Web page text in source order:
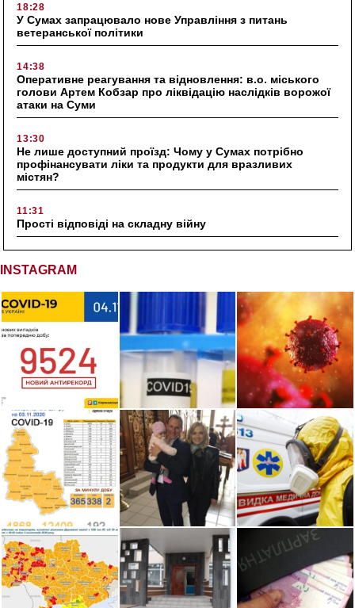
18:28
У Сумах запрацювало нове Управління з питань
ветеранської політики
14:38
Оперативне реагування та відновлення: в.о. міського
голови Артем Кобзар про ліквідацію наслідків ворожої
атаки на Суми
13:30
Не лише доступний проїзд: Чому у Сумах потрібно
профінансувати ліки та продукти для вразливих
містян?
11:31
Прості відповіді на складну війну
INSTAGRAM